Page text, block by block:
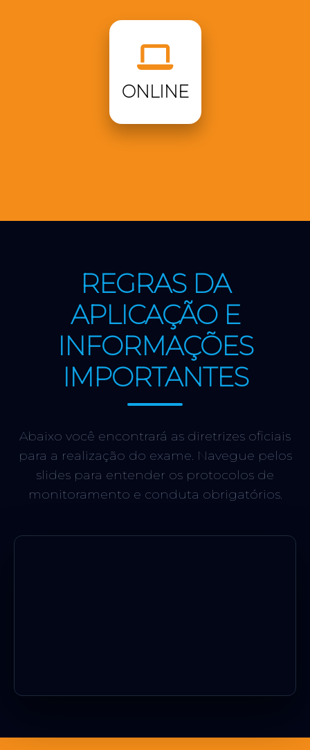
ONLINE
REGRAS DA
APLICAÇÃO E
INFORMAÇÕES
IMPORTANTES
Abaixo você encontrará as diretrizes oficiais
para a realização do exame. Navegue pelos
slides para entender os protocolos de
monitoramento e conduta obrigatórios.